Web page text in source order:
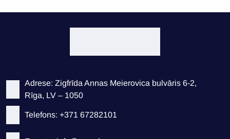
Adrese: Zigfrīda Annas Meierovica bulvāris 6-2,
Rīga, LV – 1050
Telefons: +371 67282101